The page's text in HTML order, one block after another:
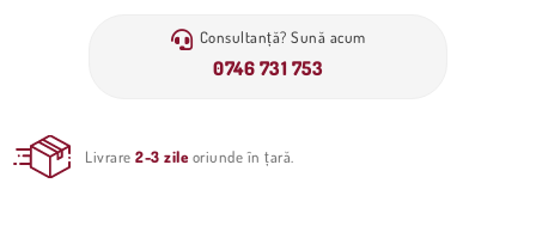
Consultanță? Sună acum
0746 731 753
Livrare2-3 zile oriunde în țară.